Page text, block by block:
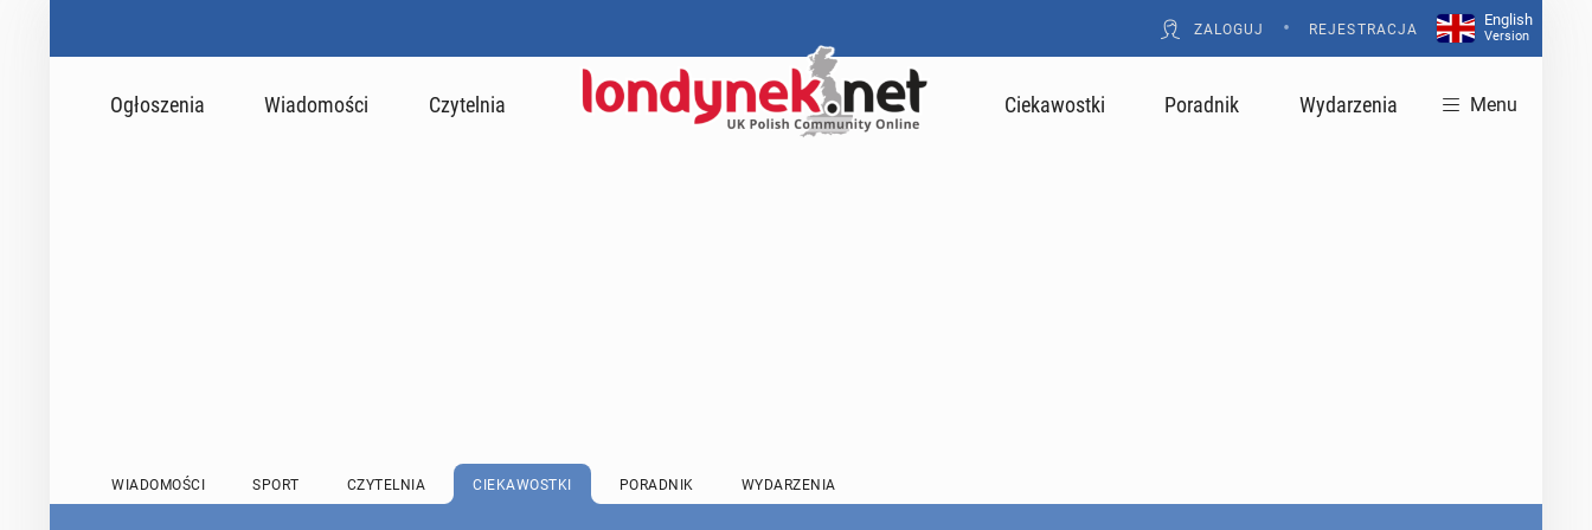
ZALOGUJ • REJESTRACJA
English
Version
Ogłoszenia Wiadomości Czytelnia Ciekawostki Poradnik Wydarzenia Menu
WIADOMOŚCI SPORT CZYTELNIA CIEKAWOSTKI PORADNIK WYDARZENIA